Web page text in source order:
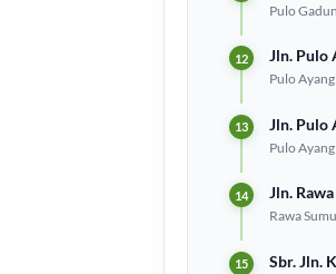
Pulo
Jln. Pulo
Pulo Ayang
Jln. Pulo
Pulo Ayang
Jln.
Rawa
Sbr. Jln.